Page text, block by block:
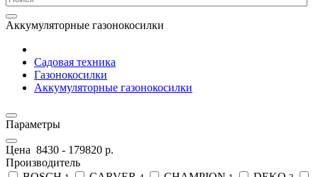
Аккумуляторные газонокосилки
Садовая техника
Газонокосилки
Аккумуляторные газонокосилки
Параметры
Цена 8430 - 179820 р.
Производитель